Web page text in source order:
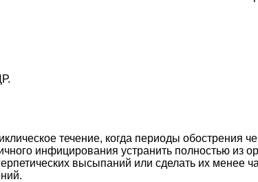
течение, когда периоды обострения
инфицирования устранить полностью из
высыпаний или сделать их менее